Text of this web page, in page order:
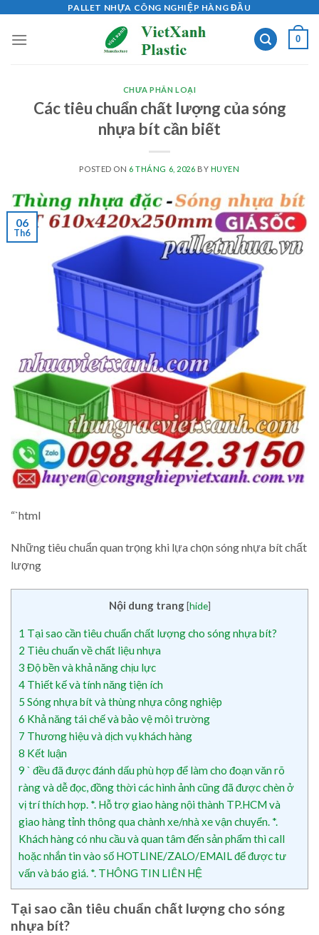
content
PALLET NHỰA CÔNG NGHIỆP HÀNG ĐẦU
0
CHƯA PHÂN LOẠI
Các tiêu chuẩn chất lượng của sóng
nhựa bít cần biết
POSTED ON 6 THÁNG 6, 2026 BY HUYEN
06
Th6
“`html
Những tiêu chuẩn quan trọng khi lựa chọn sóng nhựa bít chất
lượng
Nội dung trang [hide]
1 Tại sao cần tiêu chuẩn chất lượng cho sóng nhựa bít?
2 Tiêu chuẩn về chất liệu nhựa
3 Độ bền và khả năng chịu lực
4 Thiết kế và tính năng tiện ích
5 Sóng nhựa bít và thùng nhựa công nghiệp
6 Khả năng tái chế và bảo vệ môi trường
7 Thương hiệu và dịch vụ khách hàng
8 Kết luận
9 ` đều đã được đánh dấu phù hợp để làm cho đoạn văn rõ
ràng và dễ đọc, đồng thời các hình ảnh cũng đã được chèn ở
vị trí thích hợp. *. Hỗ trợ giao hàng nội thành TP.HCM và
giao hàng tỉnh thông qua chành xe/nhà xe vận chuyển. *.
Khách hàng có nhu cầu và quan tâm đến sản phẩm thì call
hoặc nhắn tin vào số HOTLINE/ZALO/EMAIL để được tư
vấn và báo giá. *. THÔNG TIN LIÊN HỆ
Tại sao cần tiêu chuẩn chất lượng cho sóng
nhựa bít?